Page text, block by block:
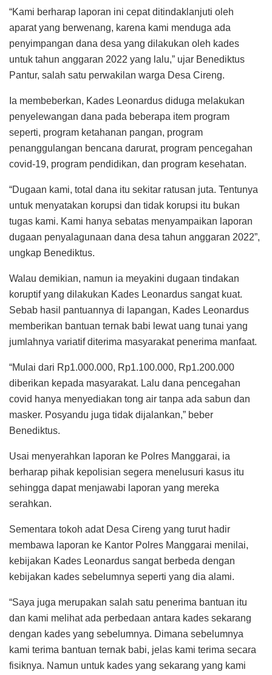
“Kami berharap laporan ini cepat ditindaklanjuti oleh
aparat yang berwenang, karena kami menduga ada
penyimpangan dana desa yang dilakukan oleh kades
untuk tahun anggaran 2022 yang lalu,” ujar Benediktus
Pantur, salah satu perwakilan warga Desa Cireng.
Ia membeberkan, Kades Leonardus diduga melakukan
penyelewangan dana pada beberapa item program
seperti, program ketahanan pangan, program
penanggulangan bencana darurat, program pencegahan
covid-19, program pendidikan, dan program kesehatan.
“Dugaan kami, total dana itu sekitar ratusan juta. Tentunya
untuk menyatakan korupsi dan tidak korupsi itu bukan
tugas kami. Kami hanya sebatas menyampaikan laporan
dugaan penyalagunaan dana desa tahun anggaran 2022”,
ungkap Benediktus.
Walau demikian, namun ia meyakini dugaan tindakan
koruptif yang dilakukan Kades Leonardus sangat kuat.
Sebab hasil pantuannya di lapangan, Kades Leonardus
memberikan bantuan ternak babi lewat uang tunai yang
jumlahnya variatif diterima masyarakat penerima manfaat.
“Mulai dari Rp1.000.000, Rp1.100.000, Rp1.200.000
diberikan kepada masyarakat. Lalu dana pencegahan
covid hanya menyediakan tong air tanpa ada sabun dan
masker. Posyandu juga tidak dijalankan,” beber
Benediktus.
Usai menyerahkan laporan ke Polres Manggarai, ia
berharap pihak kepolisian segera menelusuri kasus itu
sehingga dapat menjawabi laporan yang mereka
serahkan.
Sementara tokoh adat Desa Cireng yang turut hadir
membawa laporan ke Kantor Polres Manggarai menilai,
kebijakan Kades Leonardus sangat berbeda dengan
kebijakan kades sebelumnya seperti yang dia alami.
“Saya juga merupakan salah satu penerima bantuan itu
dan kami melihat ada perbedaan antara kades sekarang
dengan kades yang sebelumnya. Dimana sebelumnya
kami terima bantuan ternak babi, jelas kami terima secara
fisiknya. Namun untuk kades yang sekarang yang kami